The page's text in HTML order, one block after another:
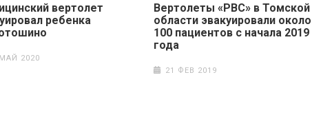
вертолет
ребенка
2020
Вертолеты «РВС» в Томской
области эвакуировали около
100 пациентов с начала 2019
года
21 ФЕВ 2019